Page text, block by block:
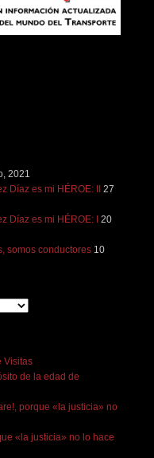
2021
Díaz es mi HÉROE: II 27
Díaz es mi HÉROE: I 20
somos conductores 10
Visitas
de la edad de
porque «la justicia» no
«la justicia» no lo hace